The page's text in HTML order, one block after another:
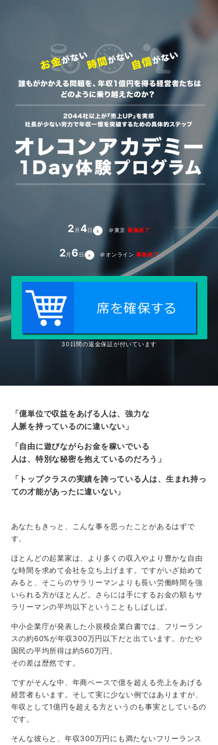
2 月 4日 土 ＠東京 募集終了
2 月 6 日 月 ＠オンライン 募集終了
30日間の返金保証が付いています
「億単位で収益をあげる人は、強力な
人脈を持っているのに違いない」
「自由に遊びながらお金を稼いでいる
人は、特別な秘密を抱えているのだろう」
「トップクラスの実績を誇っている人は、生まれ持っ
ての才能があったに違いない」
あなたもきっと、こんな事を思ったことがあるはずで
す。
ほとんどの起業家は、より多くの収入やより豊かな自由
な時間を求めて会社を立ち上げます。ですがいざ始めて
みると、そこらのサラリーマンよりも長い労働時間を強
いられる方がほとんど。さらには手にするお金の額もサ
ラリーマンの平均以下ということもしばしば。
中小企業庁が発表した小規模企業白書では、フリーラン
スの約60%が年収300万円以下だと出ています。 かたや
国民の平均所得は約560万円。
その差は歴然です。
ですがそんな中、年商ベースで億を超える売上をあげる
経営者もいます。そして実に少ない例ではありますが、
年収として1億円を超える方というのも事実としているの
です。
そんな彼らと、年収300万円にも満たないフリーランス